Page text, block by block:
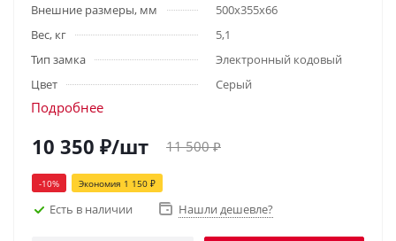
Внешние размеры, мм
500х355х66
Вес, кг
5,1
Тип замка
Электронный кодовый
Цвет
Серый
Подробнее
10 350 ₽/шт 11 500₽
-10% Экономия 1 150 ₽
Есть в наличии Нашли дешевле?